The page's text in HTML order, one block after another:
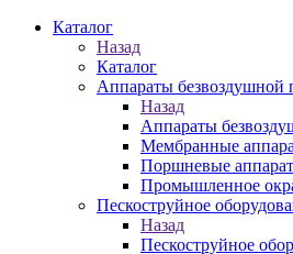
Каталог
Назад
Каталог
Аппараты безвоздушной
Назад
Аппараты
Мембранные
Поршневые
Промышленное
Пескоструйное
Назад
Пескоструйное